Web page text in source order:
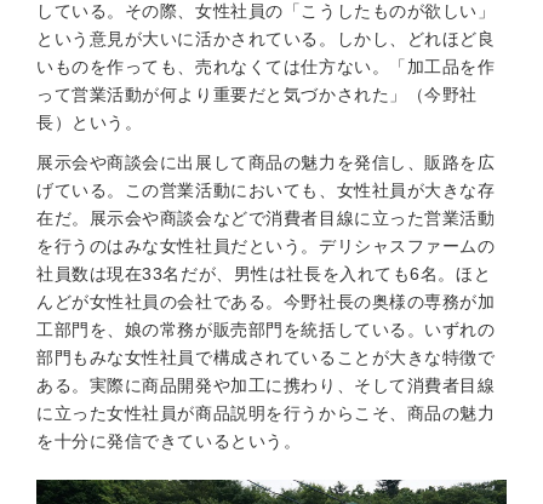
している。その際、女性社員の「こうしたものが欲しい」
という意見が大いに活かされている。しかし、どれほど良
いものを作っても、売れなくては仕方ない。「加工品を作
って営業活動が何より重要だと気づかされた」（今野社
長）という。
展示会や商談会に出展して商品の魅力を発信し、販路を広
げている。この営業活動においても、女性社員が大きな存
在だ。展示会や商談会などで消費者目線に立った営業活動
を行うのはみな女性社員だという。デリシャスファームの
社員数は現在33名だが、男性は社長を入れても6名。ほと
んどが女性社員の会社である。今野社長の奥様の専務が加
工部門を、娘の常務が販売部門を統括している。いずれの
部門もみな女性社員で構成されていることが大きな特徴で
ある。実際に商品開発や加工に携わり、そして消費者目線
に立った女性社員が商品説明を行うからこそ、商品の魅力
を十分に発信できているという。